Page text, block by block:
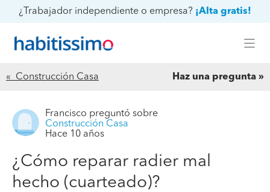
¿Trabajador independiente o empresa? ¡Alta gratis!
« Construcción Casa Haz una pregunta
Francisco preguntó sobre
Construcción Casa
Hace 10 años
¿Cómo reparar radier mal
hecho (cuarteado)?